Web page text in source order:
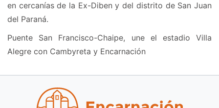
en cercanías de la Ex-Diben y del distrito de San Juan
del Paraná.
Puente San Francisco-Chaipe, une el estadio Villa
Alegre con Cambyreta y Encarnación